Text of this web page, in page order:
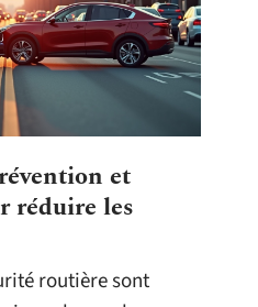
et
réduire les
routière sont